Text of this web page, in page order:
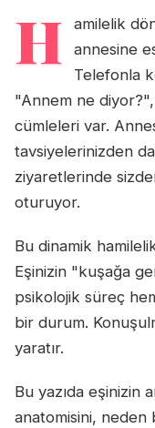
H
amilelik
annesine
Telefonla
"Annem ne
cümleleri var.
tavsiyelerinizden
ziyaretlerinde
oturuyor.
Bu dinamik
Eşinizin "kuşağa
psikolojik süreç
bir durum.
yaratır.
Bu yazıda eşinizin
anatomisini, neden